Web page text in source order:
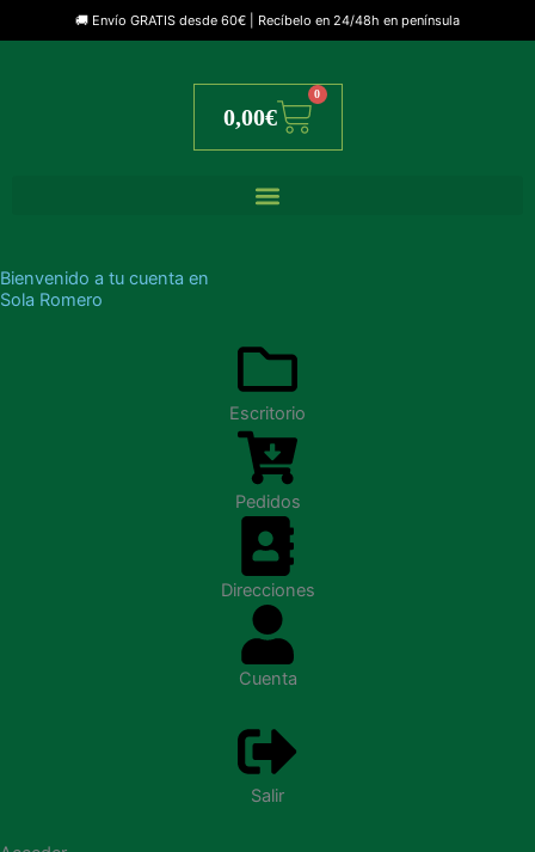
🚚 Envío GRATIS desde 60€ | Recíbelo en 24/48h en península
0,00€
0
Cart
Bienvenido a tu cuenta en
Sola Romero
Escritorio
Pedidos
Direcciones
Cuenta
Salir